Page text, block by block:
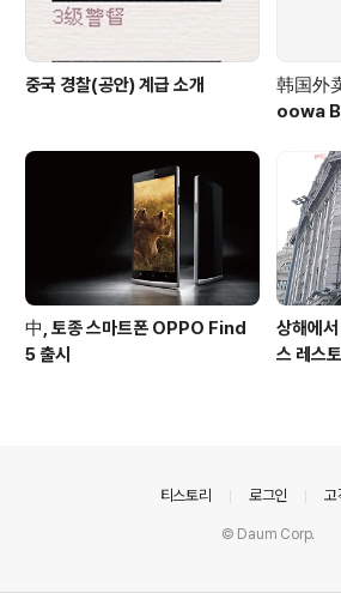
중국 경찰(공안) 계급 소개
韩国外
oowa
中, 토종 스마트폰 OPPO Find
5 출시
상해에
스 레스
티스토리 로그인 고
© Daum Corp.